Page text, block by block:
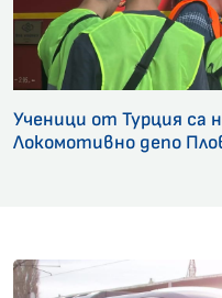
Ученици от Турция са
Локомотивно депо